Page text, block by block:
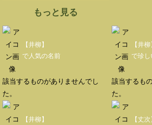
もっと見る
【井柳】
で人気の名前
該当するものがありませんでし
た。
【井柳
で珍
該当するも
た。
【井柳】
【丈次